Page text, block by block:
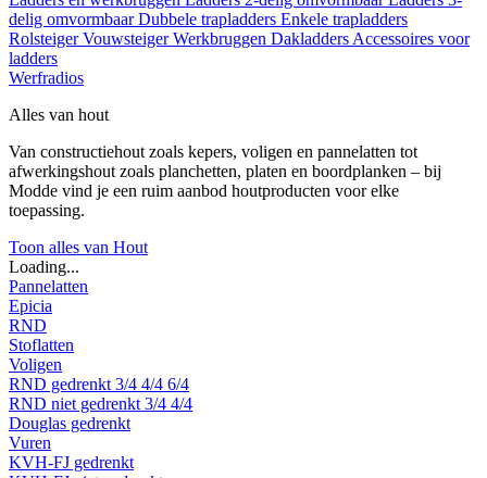
delig omvormbaarDubbele trapladders Enkele trapladders
RolsteigerVouwsteigerWerkbruggen Dakladders Accessoires voor
ladders
Werfradios
Alles van hout
Van constructiehout zoals kepers, voligen en pannelatten tot
afwerkingshout zoals planchetten, platen en boordplanken – bij
Modde vind je een ruim aanbod houtproducten voor elke
toepassing.
Toon alles van Hout
Loading...
Pannelatten
Epicia
RND
Stoflatten
Voligen
RND gedrenkt 3/4 4/4 6/4
RND niet gedrenkt 3/4 4/4
Douglas gedrenkt
Vuren
KVH-FJ gedrenkt